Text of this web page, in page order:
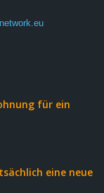
für ein
eine neue